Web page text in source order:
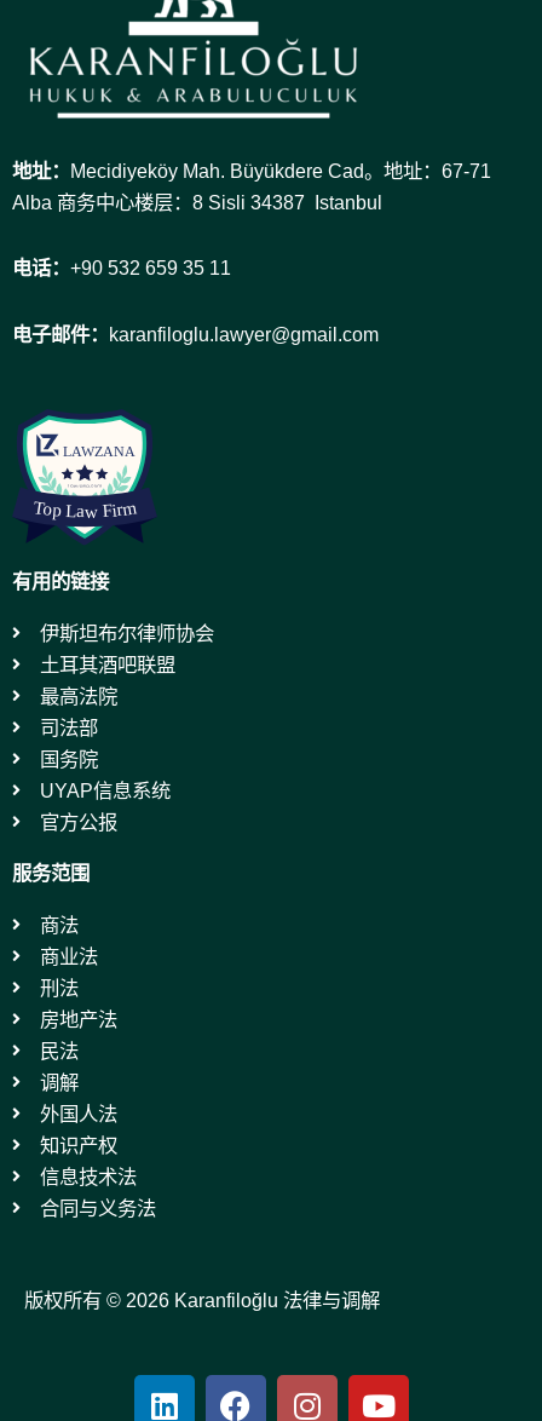
地址： Mecidiyeköy Mah. Büyükdere Cad。地址：67-71
Alba 商务中心楼层：8 Sisli 34387 Istanbul
电话： +90 532 659 35 11
电子邮件： karanfiloglu.lawyer@gmail.com
有用的链接
伊斯坦布尔律师协会
土耳其酒吧联盟
最高法院
司法部
国务院
UYAP信息系统
官方公报
服务范围
商法
商业法
刑法
房地产法
民法
调解
外国人法
知识产权
信息技术法
合同与义务法
版权所有 © 2026 Karanfiloğlu 法律与调解
L
F
I
Y